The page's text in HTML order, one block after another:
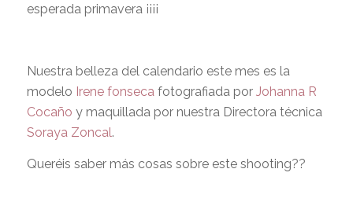
esperada primavera ¡¡¡¡
Nuestra belleza del calendario este mes es la
modelo Irene fonsecafotografiada por Johanna R
Cocaño y maquillada por nuestra Directora técnica
Soraya Zoncal.
Queréis saber más cosas sobre este shooting??